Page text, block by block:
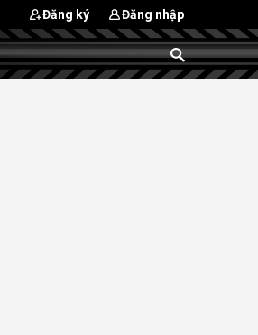
Đăng ký Đăng nhập